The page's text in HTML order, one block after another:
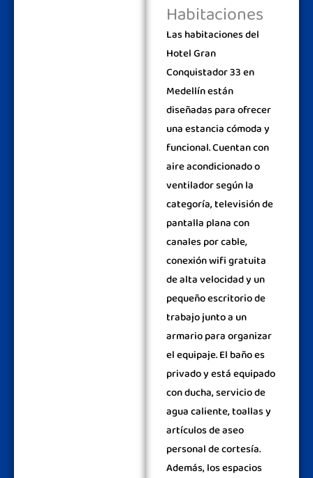
Habitaciones
Las habitaciones del
Hotel Gran
Conquistador 33 en
Medellín están
diseñadas para ofrecer
una estancia cómoda y
funcional. Cuentan con
aire acondicionado o
ventilador según la
categoría, televisión de
pantalla plana con
canales por cable,
conexión wifi gratuita
de alta velocidad y un
pequeño escritorio de
trabajo junto a un
armario para organizar
el equipaje. El baño es
privado y está equipado
con ducha, servicio de
agua caliente, toallas y
artículos de aseo
personal de cortesía.
Además, los espacios